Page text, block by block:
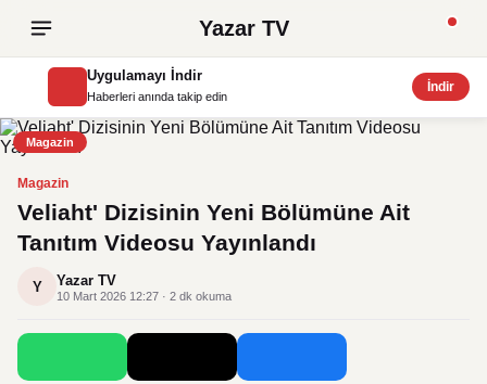
Yazar TV
Uygulamayı İndir
Haberleri anında takip edin
İndir
Magazin
Magazin
Veliaht' Dizisinin Yeni Bölümüne Ait
Tanıtım Videosu Yayınlandı
Y Yazar TV
10 Mart 2026 12:27 · 2 dk okuma